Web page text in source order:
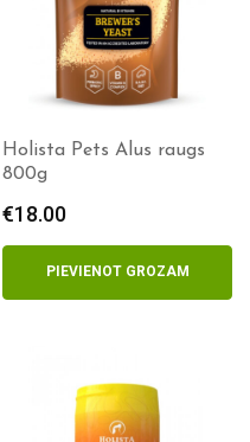
Holista Pets Alus raugs
800g
€18.00
PIEVIENOT GROZAM